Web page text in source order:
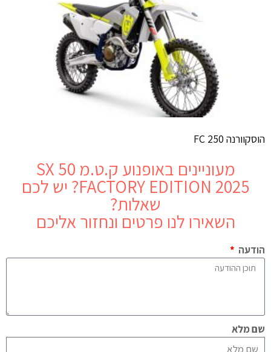
הוסקוורנה FC 250
מעוניינים באופנוע ק.ט.מ 50 SX
FACTORY EDITION 2025? יש לכם
שאלות?
השאירו לנו פרטים ונחזור אליכם
הודעה
שם מלא